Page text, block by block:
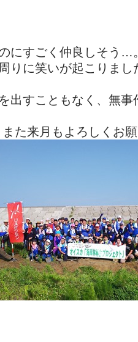
にすごく仲良しそう…
りに笑いが起こりま
出すこともなく、無
た来月もよろしくお